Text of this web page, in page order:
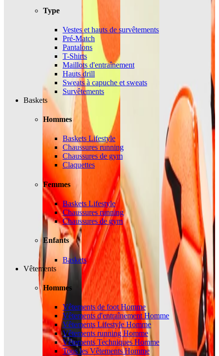
Type
Vestes et hauts de survêtements
Pré-Match
Pantalons
T-Shirts
Maillots d'entraînement
Hauts drill
Sweats à capuche et sweats
Survêtements
Baskets
Hommes
Baskets Lifestyle
Chaussures running
Chaussures de gym
Claquettes
Femmes
Baskets Lifestyle
Chaussures running
Chaussures de gym
Enfants
Baskets
Vêtements
Hommes
Vêtements de foot Homme
Vêtements d'entraînement Homme
Vêtements Lifestyle Homme
Vêtements running Homme
Vêtements Techniques Homme
Tous les Vêtements Homme